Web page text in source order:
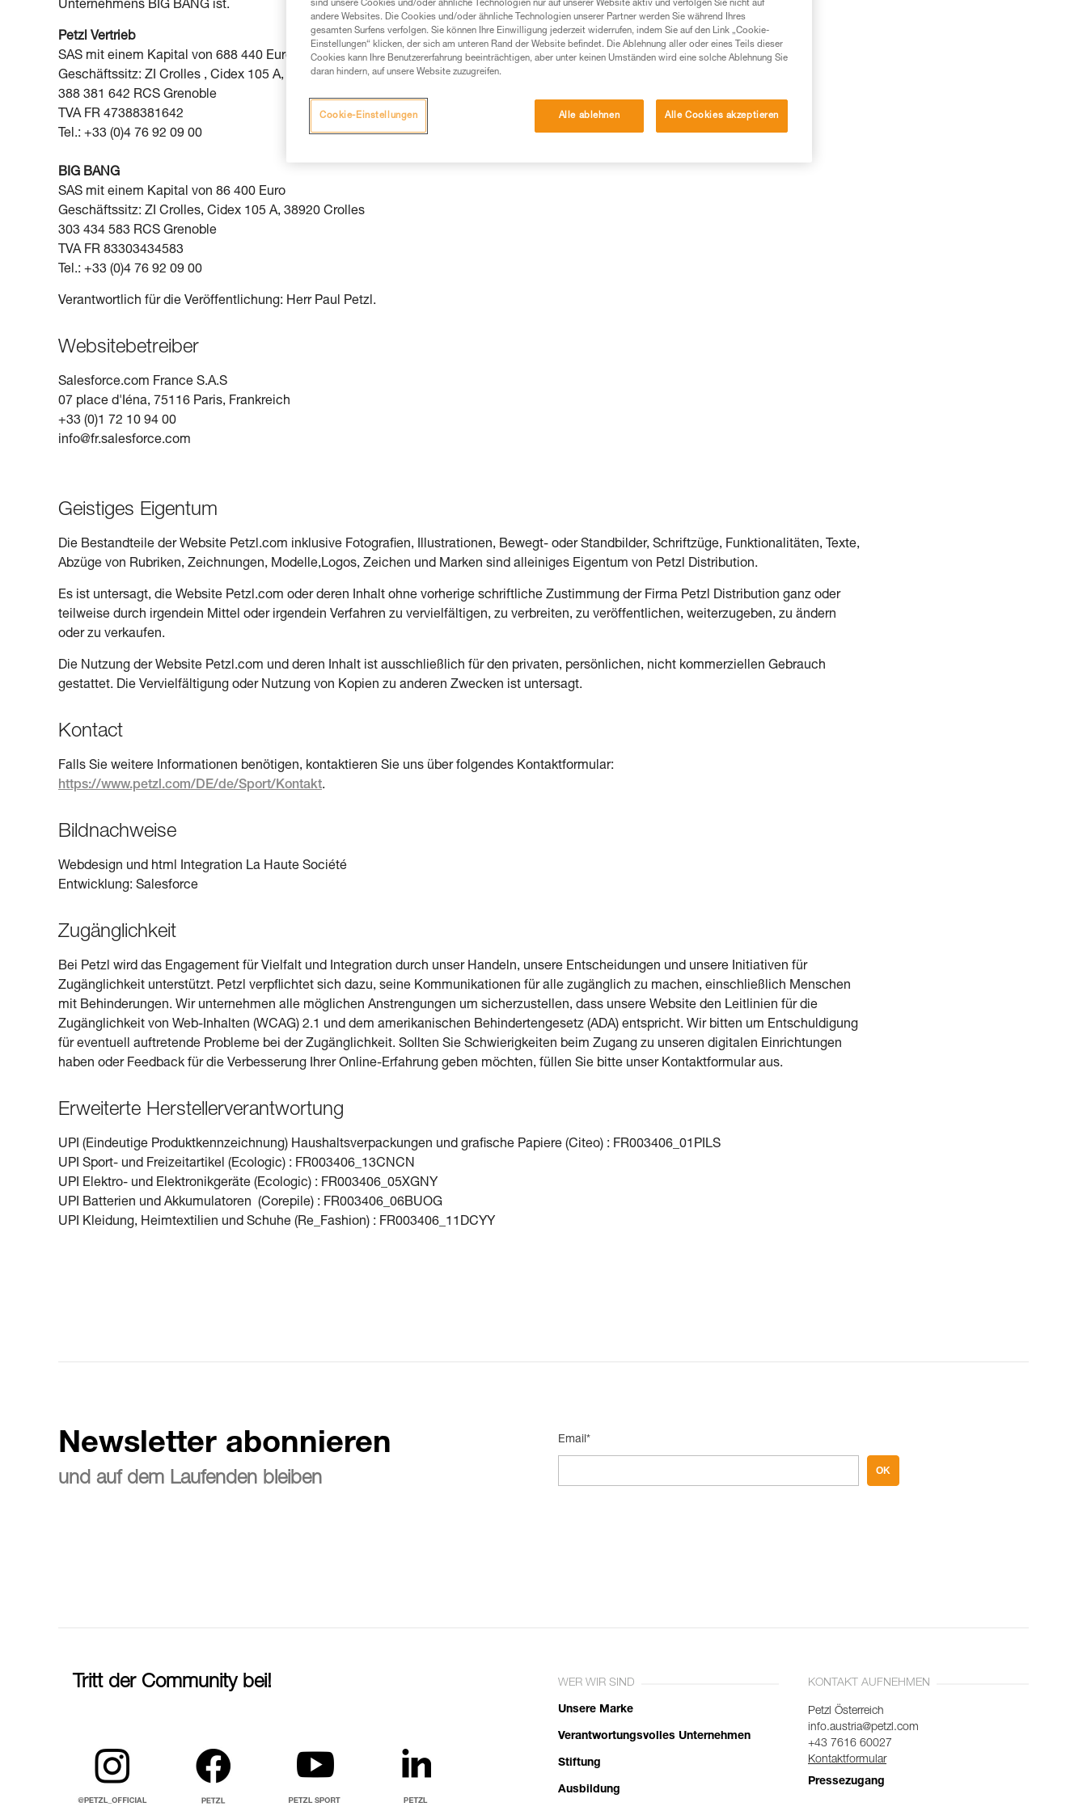
Unternehmens BIG BANG ist.
Petzl Vertrieb
SAS mit einem Kapital von 688 440 Euro
Geschäftssitz: ZI Crolles , Cidex 105 A, 38920 Crolles
388 381 642 RCS Grenoble
TVA FR 47388381642
Tel.: +33 (0)4 76 92 09 00
BIG BANG
SAS mit einem Kapital von 86 400 Euro
Geschäftssitz: ZI Crolles, Cidex 105 A, 38920 Crolles
303 434 583 RCS Grenoble
TVA FR 83303434583
Tel.: +33 (0)4 76 92 09 00
Verantwortlich für die Veröffentlichung: Herr Paul Petzl.
Websitebetreiber
Salesforce.com France S.A.S
07 place d'Iéna, 75116 Paris, Frankreich
+33 (0)1 72 10 94 00
info@fr.salesforce.com
Geistiges Eigentum
Die Bestandteile der Website Petzl.com inklusive Fotografien, Illustrationen, Bewegt- oder Standbilder, Schriftzüge, Funktionalitäten, Texte,
Abzüge von Rubriken, Zeichnungen, Modelle,Logos, Zeichen und Marken sind alleiniges Eigentum von Petzl Distribution.
Es ist untersagt, die Website Petzl.com oder deren Inhalt ohne vorherige schriftliche Zustimmung der Firma Petzl Distribution ganz oder
teilweise durch irgendein Mittel oder irgendein Verfahren zu vervielfältigen, zu verbreiten, zu veröffentlichen, weiterzugeben, zu ändern
oder zu verkaufen.
Die Nutzung der Website Petzl.com und deren Inhalt ist ausschließlich für den privaten, persönlichen, nicht kommerziellen Gebrauch
gestattet. Die Vervielfältigung oder Nutzung von Kopien zu anderen Zwecken ist untersagt.
Kontact
Falls Sie weitere Informationen benötigen, kontaktieren Sie uns über folgendes Kontaktformular:
https://www.petzl.com/DE/de/Sport/Kontakt.
Bildnachweise
Webdesign und html Integration La Haute Société
Entwicklung: Salesforce
Zugänglichkeit
Bei Petzl wird das Engagement für Vielfalt und Integration durch unser Handeln, unsere Entscheidungen und unsere Initiativen für
Zugänglichkeit unterstützt. Petzl verpflichtet sich dazu, seine Kommunikationen für alle zugänglich zu machen, einschließlich Menschen
mit Behinderungen. Wir unternehmen alle möglichen Anstrengungen um sicherzustellen, dass unsere Website den Leitlinien für die
Zugänglichkeit von Web-Inhalten (WCAG) 2.1 und dem amerikanischen Behindertengesetz (ADA) entspricht. Wir bitten um Entschuldigung
für eventuell auftretende Probleme bei der Zugänglichkeit. Sollten Sie Schwierigkeiten beim Zugang zu unseren digitalen Einrichtungen
haben oder Feedback für die Verbesserung Ihrer Online-Erfahrung geben möchten, füllen Sie bitte unser Kontaktformular aus.
Erweiterte Herstellerverantwortung
UPI (Eindeutige Produktkennzeichnung) Haushaltsverpackungen und grafische Papiere (Citeo) : FR003406_01PILS
UPI Sport- und Freizeitartikel (Ecologic) : FR003406_13CNCN
UPI Elektro- und Elektronikgeräte (Ecologic) : FR003406_05XGNY
UPI Batterien und Akkumulatoren (Corepile) : FR003406_06BUOG
UPI Kleidung, Heimtextilien und Schuhe (Re_Fashion) : FR003406_11DCYY
Newsletter abonnieren
und auf dem Laufenden bleiben
Email*
OK
Tritt der Community bei! WER WIR SIND
Unsere Marke
Verantwortungsvolles Unternehmen
Stiftung
Ausbildung
KONTAKT AUFNEHMEN
Petzl Österreich
info.austria@petzl.com
+43 7616 60027
Kontaktformular
Pressezugang
sind unsere Cookies und/oder ähnliche Technologien nur auf unserer Website aktiv und verfolgen Sie nicht auf
andere Websites. Die Cookies und/oder ähnliche Technologien unserer Partner werden Sie während Ihres
gesamten Surfens verfolgen. Sie können Ihre Einwilligung jederzeit widerrufen, indem Sie auf den Link „Cookie-
Einstellungen“ klicken, der sich am unteren Rand der Website befindet. Die Ablehnung aller oder eines Teils dieser
Cookies kann Ihre Benutzererfahrung beeinträchtigen, aber unter keinen Umständen wird eine solche Ablehnung Sie
daran hindern, auf unsere Website zuzugreifen.
Alle ablehnen Alle Cookies akzeptieren
Cookie-Einstellungen